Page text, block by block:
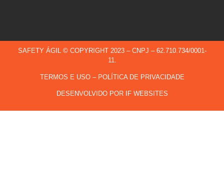
SAFETY ÁGIL © COPYRIGHT 2023 – CNPJ – 62.710.734/0001-
11.
TERMOS E USO– POLÍTICA DE PRIVACIDADE
DESENVOLVIDO POR IF WEBSITES